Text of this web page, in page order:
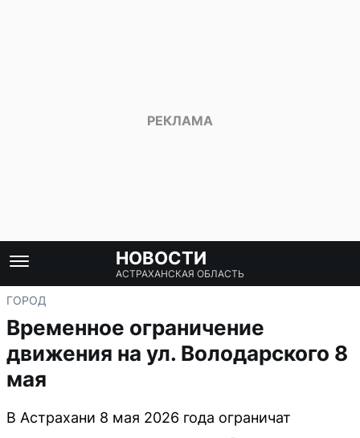
НОВОСТИ
АСТРАХАНСКАЯ ОБЛАСТЬ
ГОРОД
Временное ограничение
движения на ул. Володарского 8
мая
В Астрахани 8 мая 2026 года ограничат